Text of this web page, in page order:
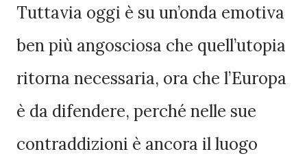
Tuttavia oggi è su un’onda emotiva
ben più angosciosa che quell’utopia
ritorna necessaria, ora che l’Europa
è da difendere, perché nelle sue
contraddizioni è ancora il luogo